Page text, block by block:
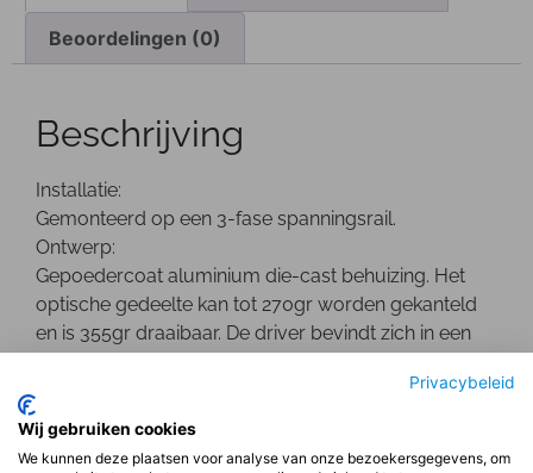
Privacybeleid
Wij gebruiken cookies
We kunnen deze plaatsen voor analyse van onze bezoekersgegevens, om
Beoordelingen (0)
Beschrijving
Installatie:
Gemonteerd op een 3-fase spanningsrail.
Ontwerp:
Gepoedercoat aluminium die-cast behuizing. Het
optische gedeelte kan tot 270gr worden gekanteld
en is 355gr draaibaar. De driver bevindt zich in een
Geanodiseerde aluminium facet reflector inclusief